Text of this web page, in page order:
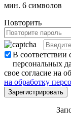
мин. 6 символов
Повторить
В
персональных
свое согласие на
на обработку